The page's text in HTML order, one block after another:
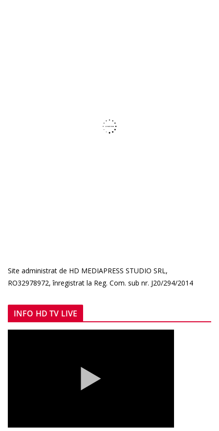
Site administrat de HD MEDIAPRESS STUDIO SRL,
RO32978972, înregistrat la Reg. Com. sub nr. J20/294/2014
INFO HD TV LIVE